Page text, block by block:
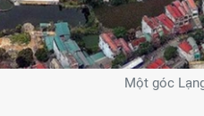
Một góc